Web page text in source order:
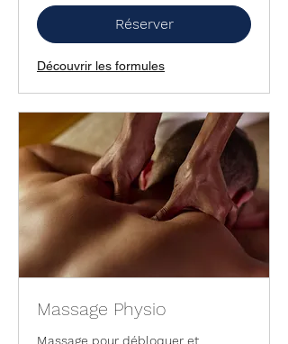
euros
Réserver
Découvrir les formules
Massage Physio
Massage pour débloquer et